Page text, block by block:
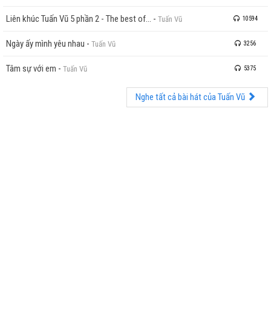
Liên khúc Tuấn Vũ 5 phần 2 - The best of... - Tuấn Vũ 10594
Ngày ấy mình yêu nhau - Tuấn Vũ 3256
Tâm sự với em - Tuấn Vũ 5375
Nghe tất cả bài hát của Tuấn Vũ